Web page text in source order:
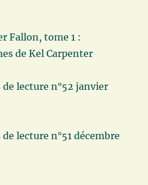
Fallon, tome 1 :
de Kel Carpenter
lecture n°52 janvier
lecture n°51 décembre